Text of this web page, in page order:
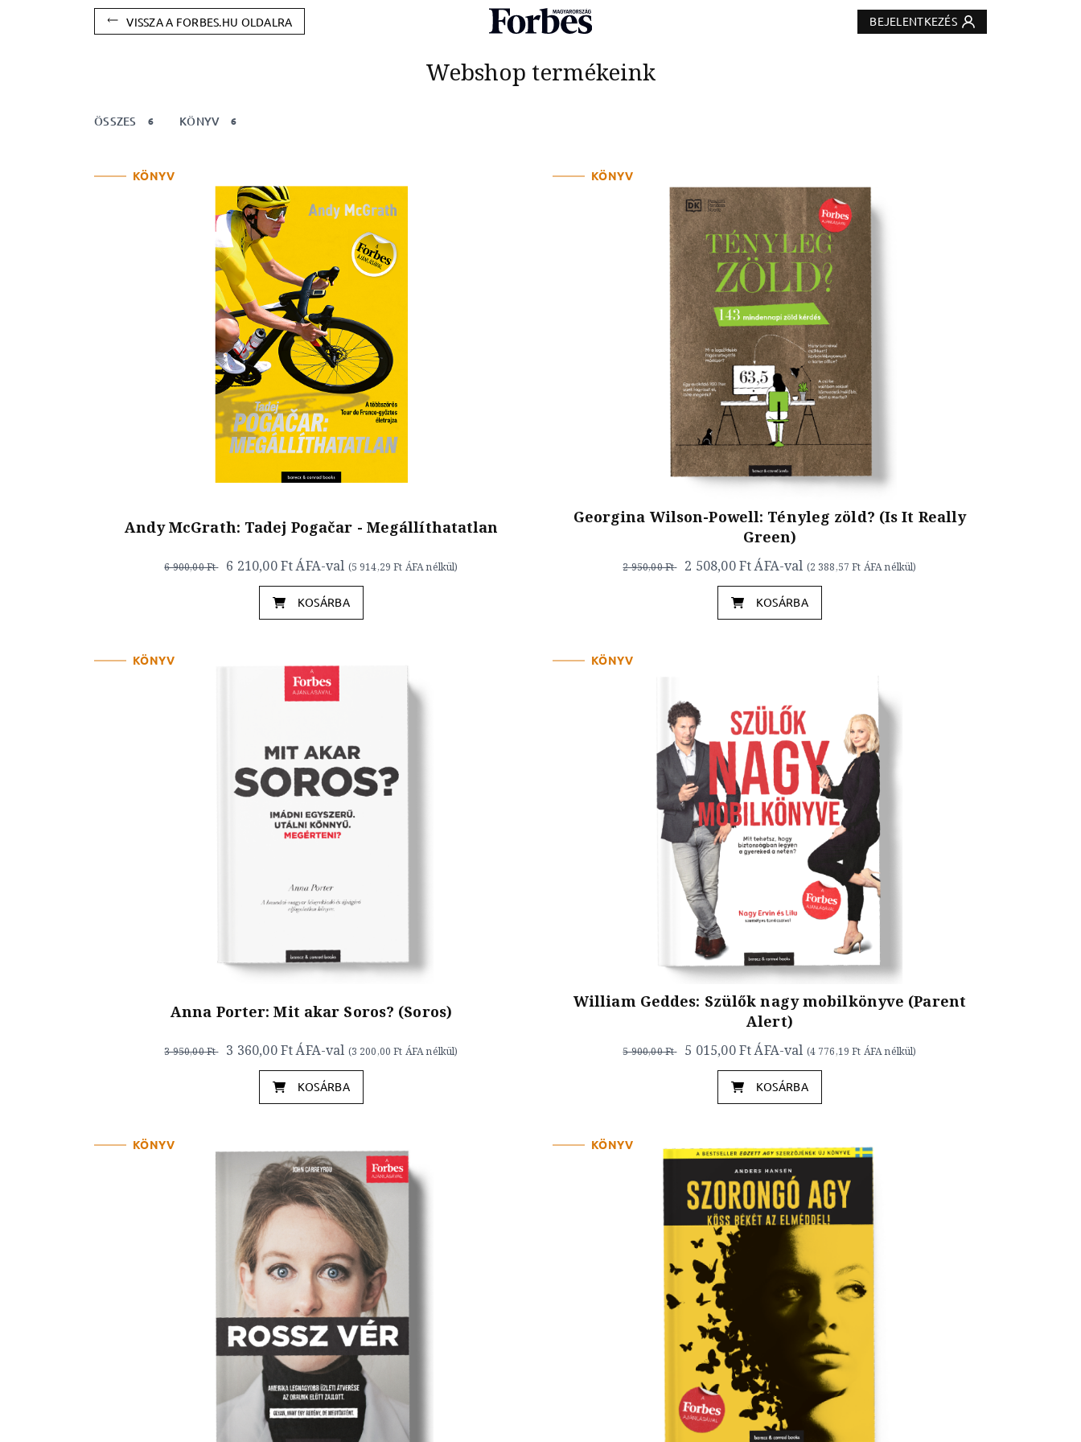
VISSZA A FORBES.HU OLDALRA BEJELENTKEZÉS
Webshop termékeink
ÖSSZES 6 KÖNYV 6
KÖNYV
Andy McGrath: Tadej Pogačar - Megállíthatatlan
6 900,00 Ft 6 210,00 FtÁFA-val (5 914,29 Ft ÁFA nélkül)
KOSÁRBA
KÖNYV
Georgina Wilson-Powell: Tényleg zöld? (Is It Really
Green)
2 950,00 Ft 2 508,00 FtÁFA-val (2 388,57 Ft ÁFA nélkül)
KOSÁRBA
KÖNYV
Anna Porter: Mit akar Soros? (Soros)
3 950,00 Ft 3 360,00 FtÁFA-val (3 200,00 Ft ÁFA nélkül)
KOSÁRBA
KÖNYV
William Geddes: Szülők nagy mobilkönyve (Parent
Alert)
5 900,00 Ft 5 015,00 FtÁFA-val (4 776,19 Ft ÁFA nélkül)
KOSÁRBA
KÖNYV KÖNYV